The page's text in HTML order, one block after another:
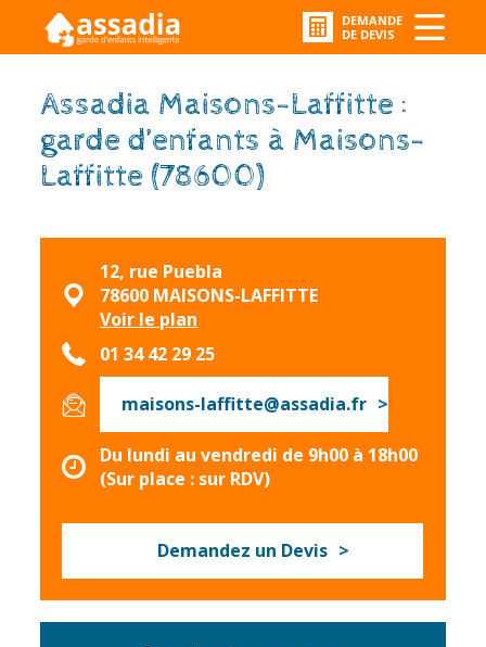
DEMANDE
DE DEVIS
Assadia Maisons-Laffitte :
garde d’enfants à Maisons-
Laffitte (78600)
12, rue Puebla
78600 MAISONS-LAFFITTE
Voir le plan
01 34 42 29 25
maisons-laffitte@assadia.fr
Du lundi au vendredi de 9h00 à 18h00
(Sur place : sur RDV)
Demandez un Devis